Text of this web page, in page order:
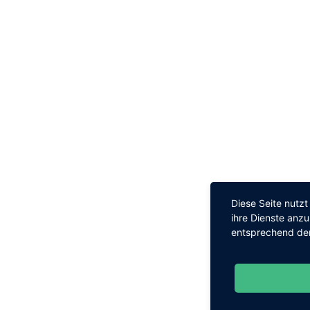
Diese Seite
ihre Dienste
entsprechend